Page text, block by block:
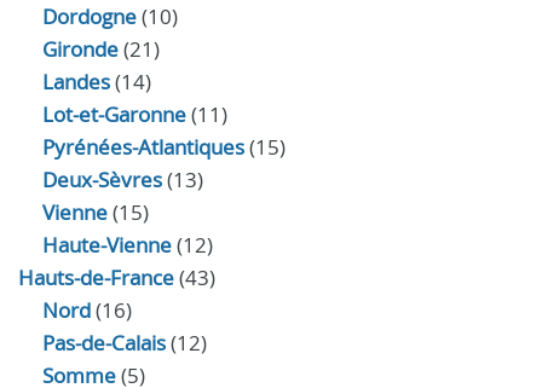
Dordogne(10)
Gironde(21)
Landes(14)
Lot-et-Garonne(11)
Pyrénées-Atlantiques(15)
Deux-Sèvres(13)
Vienne(15)
Haute-Vienne(12)
Hauts-de-France(43)
Nord(16)
Pas-de-Calais(12)
Somme(5)